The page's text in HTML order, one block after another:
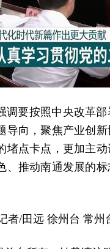
调要按照中央改革
导向，聚焦产业创
堵点卡点，更加主
、推动南通发展的
者/田远 徐州台 常州